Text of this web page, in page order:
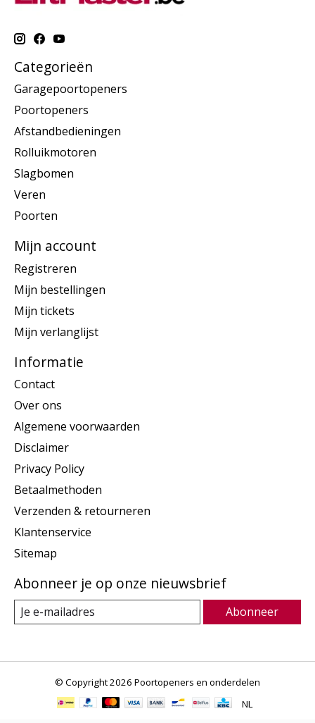
Categorieën
Garagepoortopeners
Poortopeners
Afstandbedieningen
Rolluikmotoren
Slagbomen
Veren
Poorten
Mijn account
Registreren
Mijn bestellingen
Mijn tickets
Mijn verlanglijst
Informatie
Contact
Over ons
Algemene voorwaarden
Disclaimer
Privacy Policy
Betaalmethoden
Verzenden & retourneren
Klantenservice
Sitemap
Abonneer je op onze nieuwsbrief
Abonneer
© Copyright 2026 Poortopeners en onderdelen
NL